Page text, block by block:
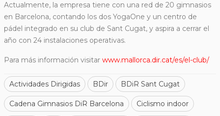
Actualmente, la empresa tiene con una red de 20 gimnasios
en Barcelona, contando los dos YogaOne y un centro de
pádel integrado en su club de Sant Cugat, y aspira a cerrar el
año con 24 instalaciones operativas.
Para más información visitar www.mallorca.dir.cat/es/el-club/
Actividades Dirigidas BDir BDiR Sant Cugat
Cadena Gimnasios DiR Barcelona Ciclismo indoor